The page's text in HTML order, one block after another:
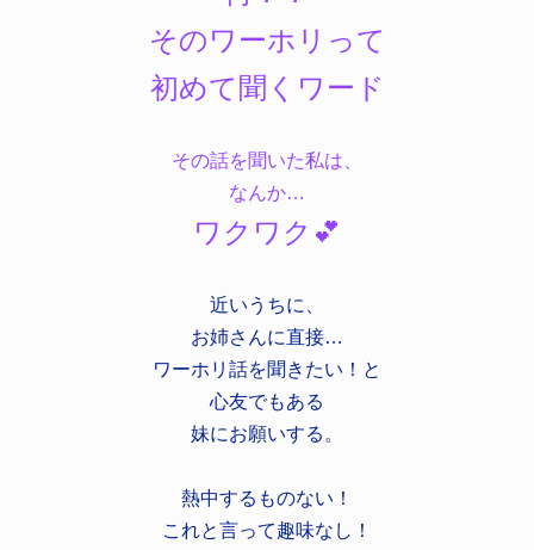
そのワーホリって
初めて聞くワード
その話を聞いた私は、
なんか…
ワクワク💕
近いうちに、
お姉さんに直接…
ワーホリ話を聞きたい！と
心友でもある
妹にお願いする。
熱中するものない！
これと言って趣味なし！